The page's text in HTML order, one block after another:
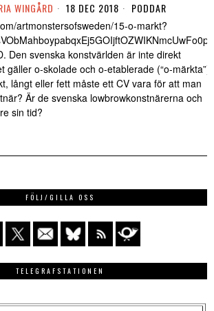
WINGÅRD 18 DEC 2018 PODDAR
artmonstersofsweden/15-o-markt?
Den svenska konstvärlden är inte direkt
gäller o-skolade och o-etablerade (“o-märkta”)
långt eller fett måste ett CV vara för att man
Är de svenska lowbrowkonstnärerna och
sin tid?
FÖLJ/GILLA OSS
TELEGRAFSTATIONEN